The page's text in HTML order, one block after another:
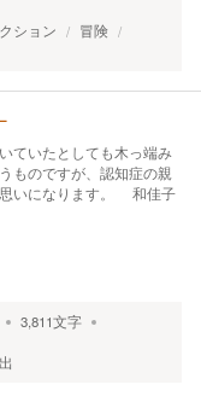
ション
冒険
ていたとしても木っ端み
ものですが、認知症の親
思いになります。 和佳子
3,811文字